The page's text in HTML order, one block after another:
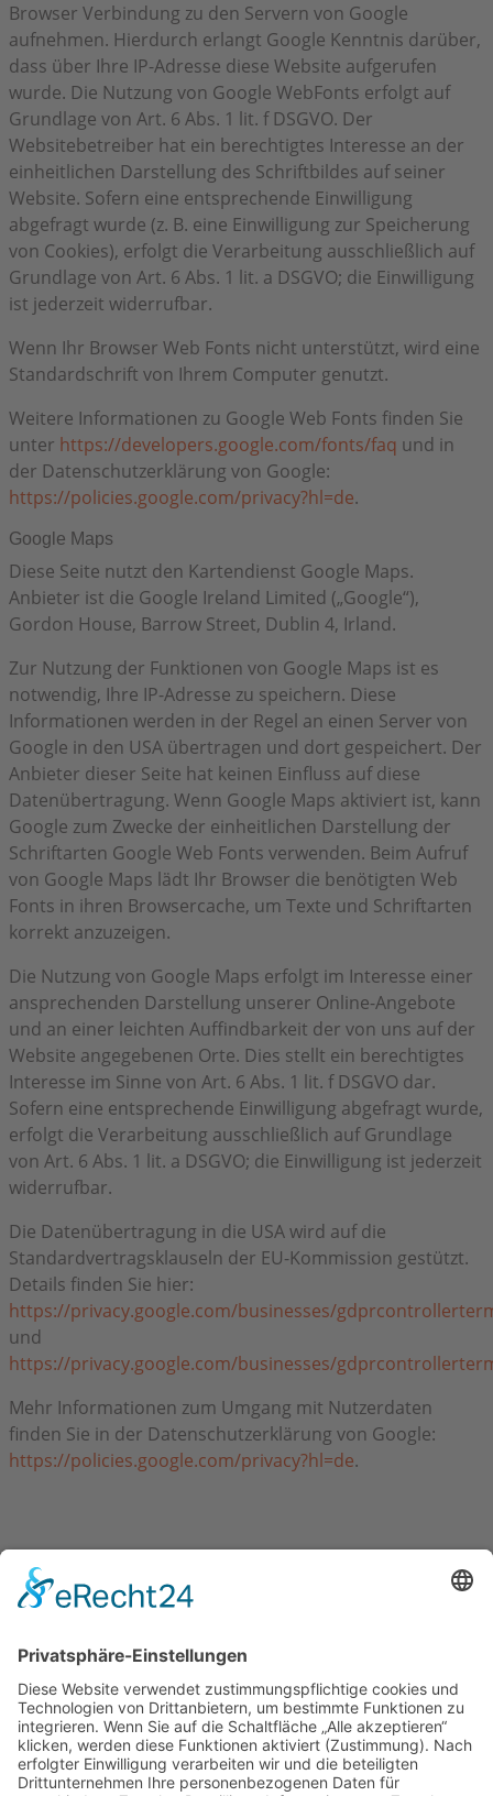
Browser Verbindung zu den Servern von Google
aufnehmen. Hierdurch erlangt Google Kenntnis darüber,
dass über Ihre IP-Adresse diese Website aufgerufen
wurde. Die Nutzung von Google WebFonts erfolgt auf
Grundlage von Art. 6 Abs. 1 lit. f DSGVO. Der
Websitebetreiber hat ein berechtigtes Interesse an der
einheitlichen Darstellung des Schriftbildes auf seiner
Website. Sofern eine entsprechende Einwilligung
abgefragt wurde (z. B. eine Einwilligung zur Speicherung
von Cookies), erfolgt die Verarbeitung ausschließlich auf
Grundlage von Art. 6 Abs. 1 lit. a DSGVO; die Einwilligung
ist jederzeit widerrufbar.
Wenn Ihr Browser Web Fonts nicht unterstützt, wird eine
Standardschrift von Ihrem Computer genutzt.
Weitere Informationen zu Google Web Fonts finden Sie
unter https://developers.google.com/fonts/faq und in
der Datenschutzerklärung von Google:
https://policies.google.com/privacy?hl=de.
Google Maps
Diese Seite nutzt den Kartendienst Google Maps.
Anbieter ist die Google Ireland Limited („Google“),
Gordon House, Barrow Street, Dublin 4, Irland.
Zur Nutzung der Funktionen von Google Maps ist es
notwendig, Ihre IP-Adresse zu speichern. Diese
Informationen werden in der Regel an einen Server von
Google in den USA übertragen und dort gespeichert. Der
Anbieter dieser Seite hat keinen Einfluss auf diese
Datenübertragung. Wenn Google Maps aktiviert ist, kann
Google zum Zwecke der einheitlichen Darstellung der
Schriftarten Google Web Fonts verwenden. Beim Aufruf
von Google Maps lädt Ihr Browser die benötigten Web
Fonts in ihren Browsercache, um Texte und Schriftarten
korrekt anzuzeigen.
Die Nutzung von Google Maps erfolgt im Interesse einer
ansprechenden Darstellung unserer Online-Angebote
und an einer leichten Auffindbarkeit der von uns auf der
Website angegebenen Orte. Dies stellt ein berechtigtes
Interesse im Sinne von Art. 6 Abs. 1 lit. f DSGVO dar.
Sofern eine entsprechende Einwilligung abgefragt wurde,
erfolgt die Verarbeitung ausschließlich auf Grundlage
von Art. 6 Abs. 1 lit. a DSGVO; die Einwilligung ist jederzeit
widerrufbar.
Die Datenübertragung in die USA wird auf die
Standardvertragsklauseln der EU-Kommission gestützt.
Details finden Sie hier:
https://privacy.google.com/businesses/
und
https://privacy.google.com/businesses/
Mehr Informationen zum Umgang mit Nutzerdaten
finden Sie in der Datenschutzerklärung von Google:
https://policies.google.com/privacy?hl=de.
UNSERE PARTNER
Sächsische Innnung